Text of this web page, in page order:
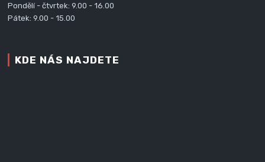
Pondělí - čtvrtek: 9.00 - 16.00
Pátek: 9.00 - 15.00
KDE NÁS NAJDETE